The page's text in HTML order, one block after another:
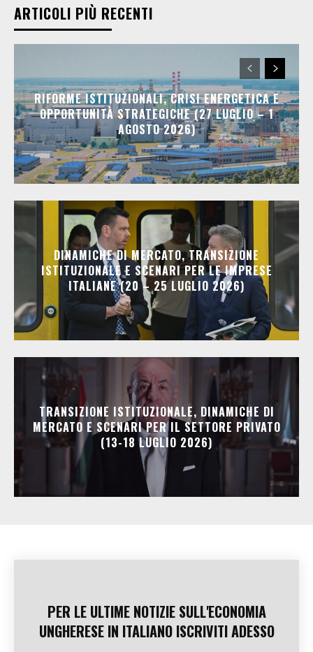
ARTICOLI PIÙ RECENTI
RIFORME ISTITUZIONALI, CRISI ENERGETICA E
OPPORTUNITÀ STRATEGICHE (27 LUGLIO – 1
AGOSTO 2026)
DINAMICHE DI MERCATO, TRANSIZIONE
ISTITUZIONALE E SCENARI PER LE IMPRESE
ITALIANE (20 – 25 LUGLIO 2026)
TRANSIZIONE ISTITUZIONALE, DINAMICHE DI
MERCATO E SCENARI PER IL SETTORE PRIVATO
(13-18 LUGLIO 2026)
PER LE ULTIME NOTIZIE SULL'ECONOMIA
UNGHERESE IN ITALIANO ISCRIVITI ADESSO